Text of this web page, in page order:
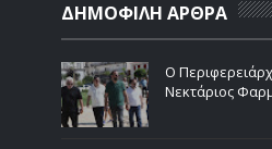
ΔΗΜΟΦΙΛΗ ΑΡΘΡΑ
Ο
Νεκτάριος